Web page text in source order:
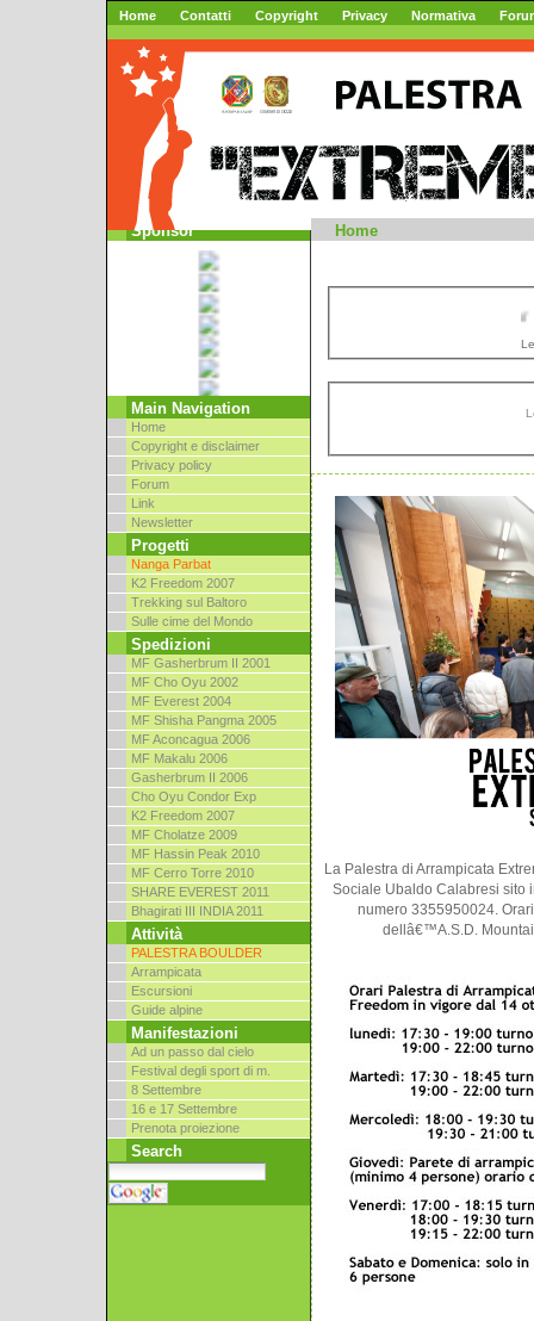
Home Contatti Copyright Privacy Normativa
Sponsor
Main Navigation
Home
Copyright e disclaimer
Privacy policy
Forum
Link
Newsletter
Progetti
Nanga Parbat
K2 Freedom 2007
Trekking sul Baltoro
Sulle cime del Mondo
Spedizioni
MF Gasherbrum II 2001
MF Cho Oyu 2002
MF Everest 2004
MF Shisha Pangma 2005
MF Aconcagua 2006
MF Makalu 2006
Gasherbrum II 2006
Cho Oyu Condor Exp
K2 Freedom 2007
MF Cholatze 2009
MF Hassin Peak 2010
MF Cerro Torre 2010
SHARE EVEREST 2011
Bhagirati III INDIA 2011
Attività
PALESTRA BOULDER
Arrampicata
Escursioni
Guide alpine
Manifestazioni
Ad un passo dal cielo
Festival degli sport di m.
8 Settembre
16 e 17 Settembre
Prenota proiezione
Search
Home
La Palestra di Arrampicata
Sociale Ubaldo Calabresi sito
numero 3355950024.
dellâ€™A.S.D.